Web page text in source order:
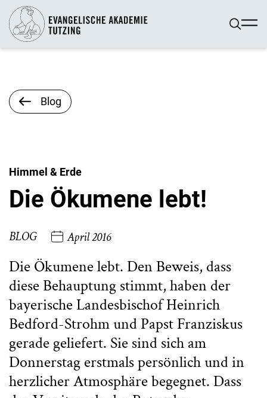
Blog
Himmel & Erde
Die Ökumene lebt!
BLOG April 2016
Die Ökumene lebt. Den Beweis, dass
diese Behauptung stimmt, haben der
bayerische Landesbischof Heinrich
Bedford-Strohm und Papst Franziskus
gerade geliefert. Sie sind sich am
Donnerstag erstmals persönlich und in
herzlicher Atmosphäre begegnet. Dass